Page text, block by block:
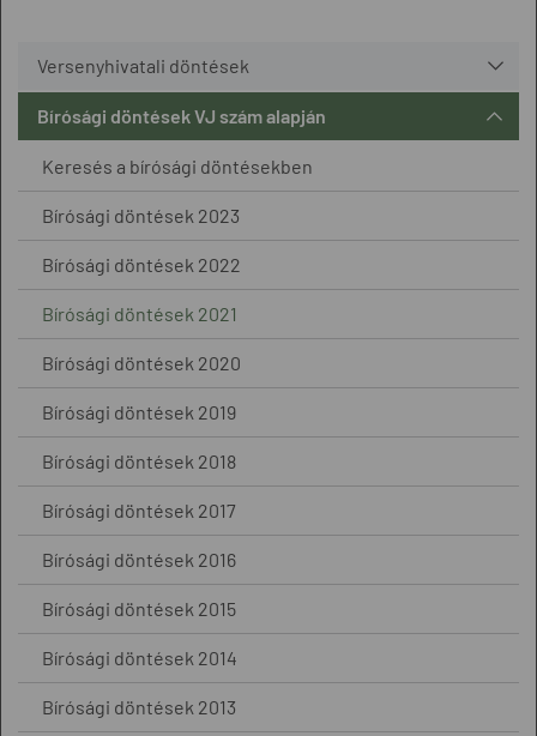
Versenyhivatali döntések
Bírósági döntések VJ szám alapján
Keresés a bírósági döntésekben
Bírósági döntések 2023
Bírósági döntések 2022
Bírósági döntések 2021
Bírósági döntések 2020
Bírósági döntések 2019
Bírósági döntések 2018
Bírósági döntések 2017
Bírósági döntések 2016
Bírósági döntések 2015
Bírósági döntések 2014
Bírósági döntések 2013